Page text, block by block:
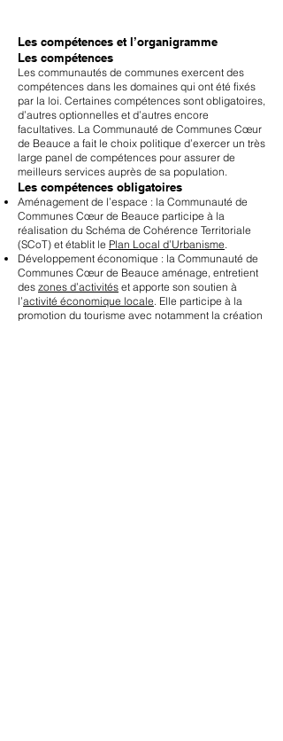
Les compétences et l’organigramme
Les compétences
Les communautés de communes exercent des
compétences dans les domaines qui ont été fixés
par la loi. Certaines compétences sont obligatoires,
d’autres optionnelles et d’autres encore
facultatives. La Communauté de Communes Cœur
de Beauce a fait le choix politique d’exercer un très
large panel de compétences pour assurer de
meilleurs services auprès de sa population.
Les compétences obligatoires
Aménagement de l’espace : la Communauté de
Communes Cœur de Beauce participe à la
réalisation du Schéma de Cohérence Territoriale
(SCoT) et établit le Plan Local d’Urbanisme.
Développement économique : la Communauté de
Communes Cœur de Beauce aménage, entretient
des zones d’activités et apporte son soutien à
l’activité économique locale. Elle participe à la
promotion du tourisme avec notamment la création